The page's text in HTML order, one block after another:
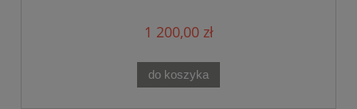
1 200,00 zł
do koszyka